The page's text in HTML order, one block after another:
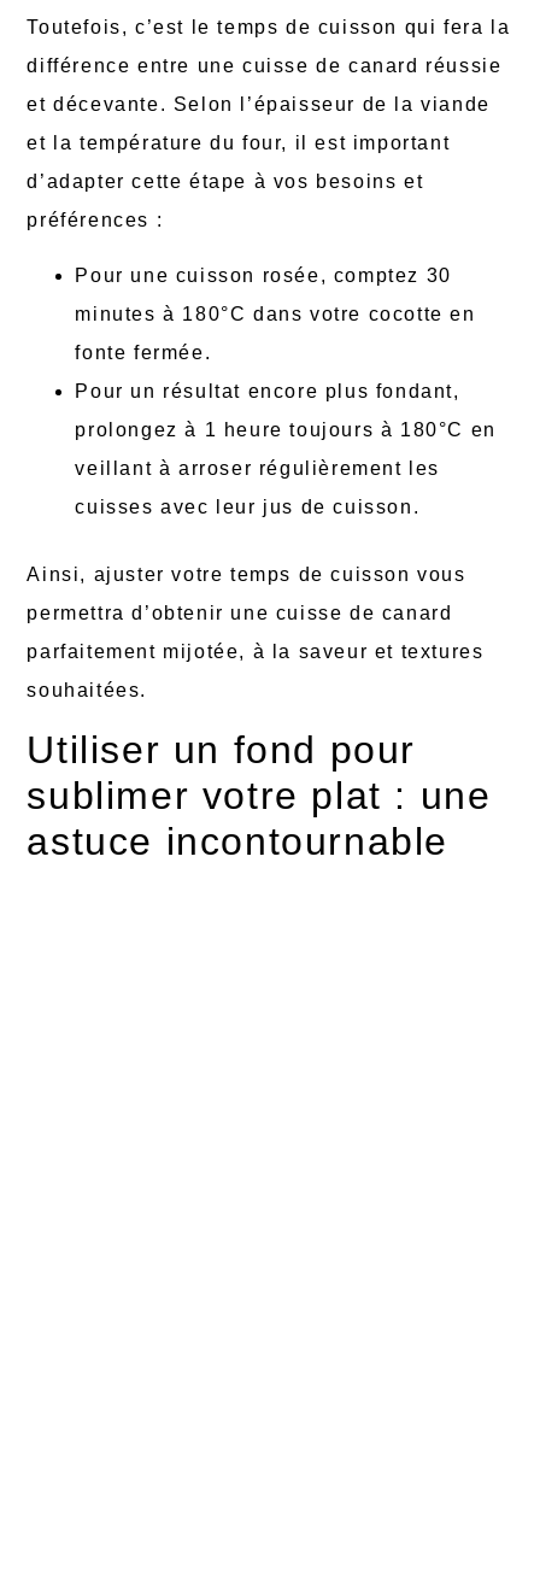
Toutefois, c’est le temps de cuisson qui fera la
différence entre une cuisse de canard réussie
et décevante. Selon l’épaisseur de la viande
et la température du four, il est important
d’adapter cette étape à vos besoins et
préférences :
Pour une cuisson rosée, comptez 30
minutes à 180°C dans votre cocotte en
fonte fermée.
Pour un résultat encore plus fondant,
prolongez à 1 heure toujours à 180°C en
veillant à arroser régulièrement les
cuisses avec leur jus de cuisson.
Ainsi, ajuster votre temps de cuisson vous
permettra d’obtenir une cuisse de canard
parfaitement mijotée, à la saveur et textures
souhaitées.
Utiliser un fond pour
sublimer votre plat : une
astuce incontournable